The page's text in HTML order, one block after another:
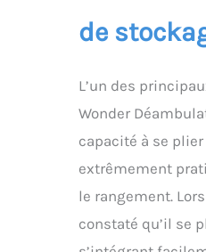
de
L’un des
Wonder
capacité à se
extrêmement
le rangement.
constaté qu’il se